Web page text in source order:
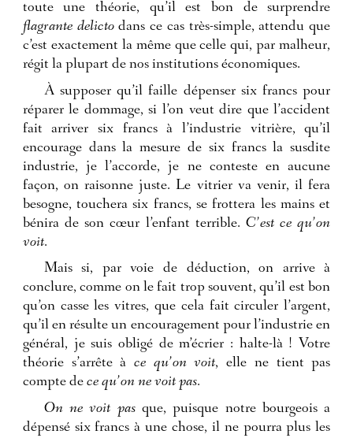
toute une théorie, qu’il est bon de surprendre
flagrante delictodans ce cas très-simple, attendu que
c’est exactement la même que celle qui, par malheur,
régit la plupart de nos institutions économiques.
À supposer qu’il faille dépenser six francs pour
réparer le dommage, si l’on veut dire que l’accident
fait arriver six francs à l’industrie vitrière, qu’il
encourage dans la mesure de six francs la susdite
industrie, je l’accorde, je ne conteste en aucune
façon, on raisonne juste. Le vitrier va venir, il fera
besogne, touchera six francs, se frottera les mains et
bénira de son cœur l’enfant terrible. C’est ce qu’on
voit.
Mais si, par voie de déduction, on arrive à
conclure, comme on le fait trop souvent, qu’il est bon
qu’on casse les vitres, que cela fait circuler l’argent,
qu’il en résulte un encouragement pour l’industrie en
général, je suis obligé de m’écrier : halte-là ! Votre
théorie s’arrête à ce qu’on voit, elle ne tient pas
compte de ce qu’on ne voit pas.
On ne voit pasque, puisque notre bourgeois a
dépensé six francs à une chose, il ne pourra plus les